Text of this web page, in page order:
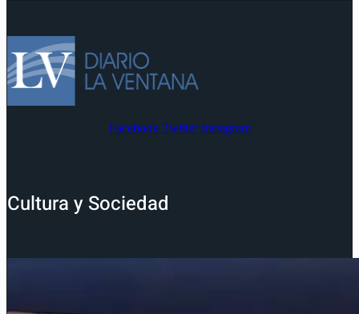
Facebook Twitter Instagram
Cultura y Sociedad